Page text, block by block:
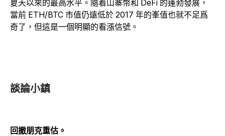
夏天以來的最高水平。隨着山寨幣和 DeFi 的蓬勃發展，
當前 ETH/BTC 市值仍遠低於 2017 年的峯值也就不足爲
奇了，但這是一個明顯的看漲信號。
談論小鎮
回撤朋克重估。